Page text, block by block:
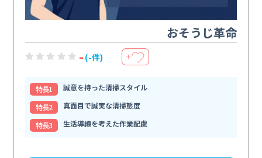
おそうじ革命
- (-件) ＋
特⻑1
誠意を持った清掃スタイル
特⻑2
真面目で誠実な清掃態度
特⻑3
生活導線を考えた作業配慮